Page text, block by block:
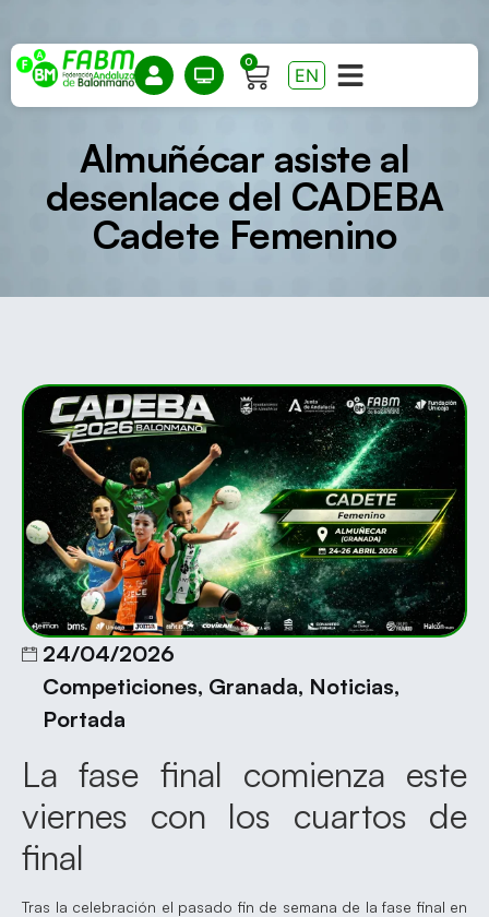
0
EN
Almuñécar asiste al
desenlace del CADEBA
Cadete Femenino
24/04/2026
Competiciones, Granada, Noticias,
Portada
La fase final comienza este
viernes con los cuartos de
final
Tras la celebración el pasado fin de semana de la fase final en